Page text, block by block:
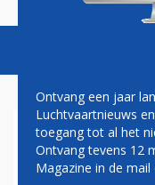
EERSTE
Ontvang een jaar
Luchtvaartnieuws
toegang tot al het
Ontvang tevens 12
Magazine in de